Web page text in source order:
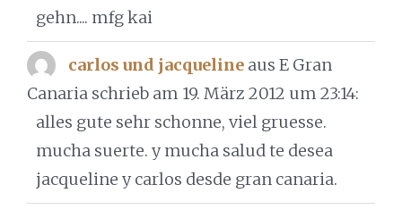
gehn.... mfg kai
carlos und jacqueline aus E Gran
Canaria schrieb am 19. März 2012 um 23:14:
alles gute sehr schonne, viel gruesse.
mucha suerte. y mucha salud te desea
jacqueline y carlos desde gran canaria.